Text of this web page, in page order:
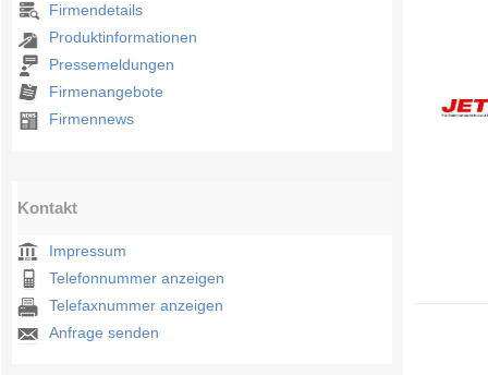
Firmendetails
Produktinformationen
Pressemeldungen
Firmenangebote
Firmennews
Kontakt
Impressum
Telefonnummer anzeigen
Telefaxnummer anzeigen
Anfrage senden